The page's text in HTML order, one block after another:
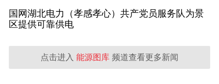
国网湖北电力（孝感孝心）共产党员服务队为景
区提供可靠供电
点击进入 能源图库 频道查看更多新闻